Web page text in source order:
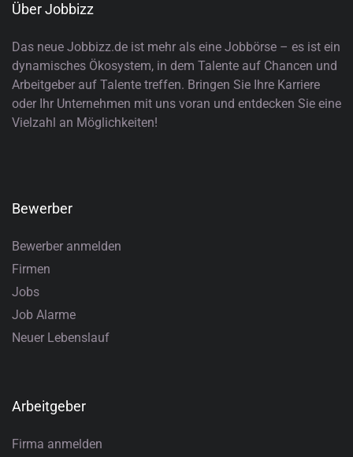
Über Jobbizz
Das neue Jobbizz.de ist mehr als eine Jobbörse – es ist ein
dynamisches Ökosystem, in dem Talente auf Chancen und
Arbeitgeber auf Talente treffen. Bringen Sie Ihre Karriere
oder Ihr Unternehmen mit uns voran und entdecken Sie eine
Vielzahl an Möglichkeiten!
Bewerber
Bewerber anmelden
Firmen
Jobs
Job Alarme
Neuer Lebenslauf
Arbeitgeber
Firma anmelden